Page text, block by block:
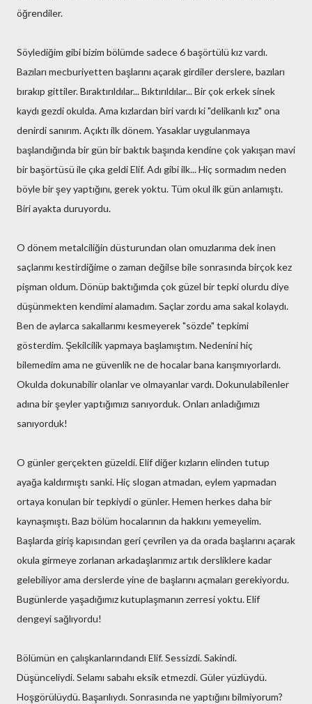
öğrendiler.
Söylediğim gibi bizim bölümde sadece 6 başörtülü kız vardı.
Bazıları mecburiyetten başlarını açarak girdiler derslere, bazıları
bırakıp gittiler. Bıraktırıldılar... Bıktırıldılar... Bir çok erkek sinek
kaydı gezdi okulda. Ama kızlardan biri vardı ki "delikanlı kız" ona
denirdi sanırım. Açıktı ilk dönem. Yasaklar uygulanmaya
başlandığında bir gün bir baktık başında kendine çok yakışan mavi
bir başörtüsü ile çıka geldi Elif. Adı gibi ilk... Hiç sormadım neden
böyle bir şey yaptığını, gerek yoktu. Tüm okul ilk gün anlamıştı.
Biri ayakta duruyordu.
O dönem metalciliğin düsturundan olan omuzlarıma dek inen
saçlarımı kestirdiğime o zaman değilse bile sonrasında birçok kez
pişman oldum. Dönüp baktığımda çok güzel bir tepki olurdu diye
düşünmekten kendimi alamadım. Saçlar zordu ama sakal kolaydı.
Ben de aylarca sakallarımı kesmeyerek "sözde" tepkimi
gösterdim. Şekilcilik yapmaya başlamıştım. Nedenini hiç
bilemedim ama ne güvenlik ne de hocalar bana karışmıyorlardı.
Okulda dokunabilir olanlar ve olmayanlar vardı. Dokunulabilenler
adına bir şeyler yaptığımızı sanıyorduk. Onları anladığımızı
sanıyorduk!
O günler gerçekten güzeldi. Elif diğer kızların elinden tutup
ayağa kaldırmıştı sanki. Hiç slogan atmadan, eylem yapmadan
ortaya konulan bir tepkiydi o günler. Hemen herkes daha bir
kaynaşmıştı. Bazı bölüm hocalarının da hakkını yemeyelim.
Başlarda giriş kapısından geri çevrilen ya da orada başlarını açarak
okula girmeye zorlanan arkadaşlarımız artık dersliklere kadar
gelebiliyor ama derslerde yine de başlarını açmaları gerekiyordu.
Bugünlerde yaşadığımız kutuplaşmanın zerresi yoktu. Elif
dengeyi sağlıyordu!
Bölümün en çalışkanlarındandı Elif. Sessizdi. Sakindi.
Düşünceliydi. Selamı sabahı eksik etmezdi. Güler yüzlüydü.
Hoşgörülüydü. Başarılıydı. Sonrasında ne yaptığını bilmiyorum?